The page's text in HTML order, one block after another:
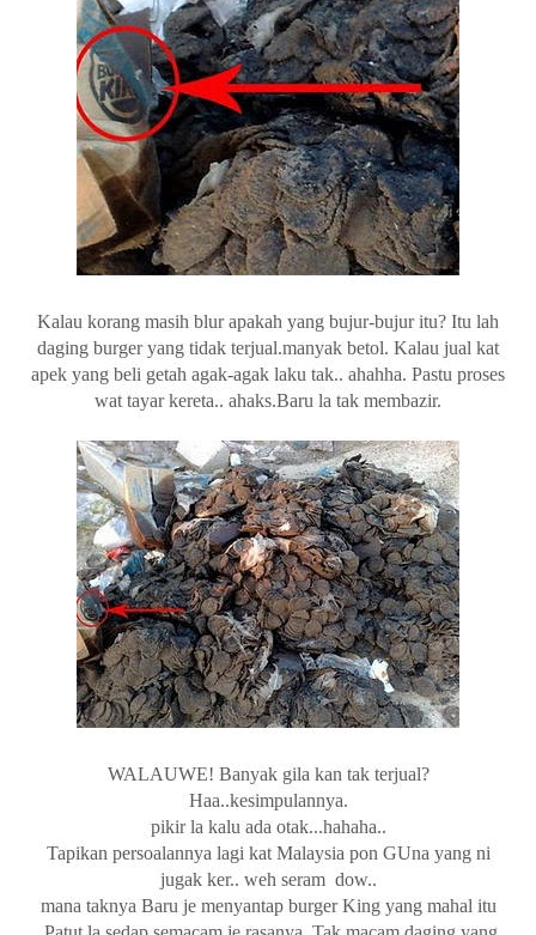
Kalau korang masih blur apakah yang bujur-bujur itu? Itu lah
daging burger yang tidak terjual.manyak betol. Kalau jual kat
apek yang beli getah agak-agak laku tak.. ahahha. Pastu proses
wat tayar kereta.. ahaks.Baru la tak membazir.
WALAUWE! Banyak gila kan tak terjual?
Haa..kesimpulannya.
pikir la kalu ada otak...hahaha..
Tapikan persoalannya lagi kat Malaysia pon GUna yang ni
jugak ker.. weh seram dow..
mana taknya Baru je menyantap burger King yang mahal itu